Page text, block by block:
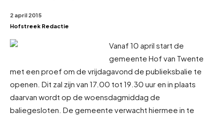
2 april 2015
Hofstreek Redactie
Vanaf 10 april start de
gemeente Hof van Twente
met een proef om de vrijdagavond de publieksbalie te
openen. Dit zal zijn van 17.00 tot 19.30 uur en in plaats
daarvan wordt op de woensdagmiddag de
baliegesloten. De gemeente verwacht hiermee in te